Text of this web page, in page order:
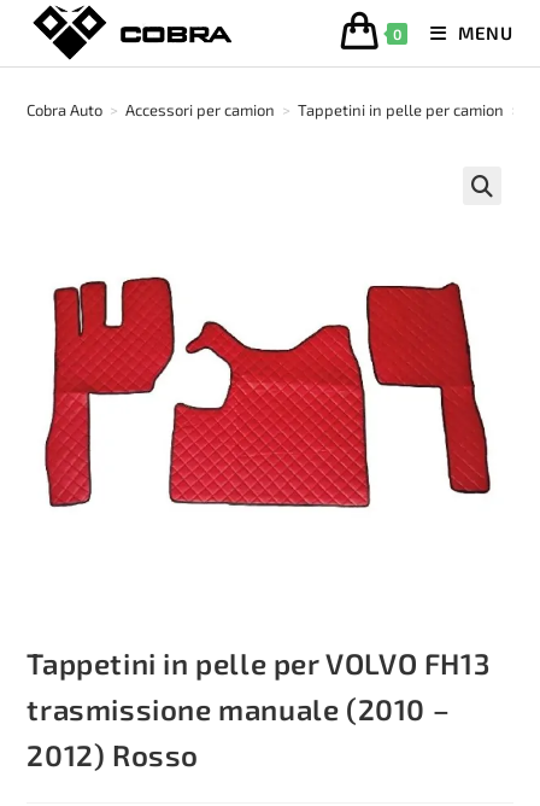
Salta
contenuto
0 MENU
Cobra Auto > Accessori per camion > Tappetini in pelle per camion >
Tappetini in pelle per VOLVO FH13
trasmissione manuale (2010 –
2012) Rosso